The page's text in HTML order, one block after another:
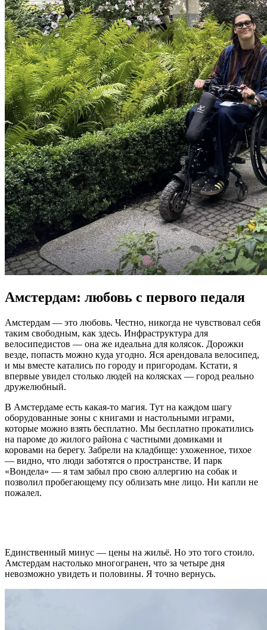
Амстердам: любовь с первого педаля
Амстердам — это любовь. Честно, никогда не чувствовал себя
таким свободным, как здесь. Инфраструктура для
велосипедистов — она же идеальна для колясок. Дорожки
везде, попасть можно куда угодно. Яся арендовала велосипед,
и мы вместе катались по городу и пригородам. Кстати, я
впервые увидел столько людей на колясках — город реально
дружелюбный.
В Амстердаме есть какая-то магия. Тут на каждом шагу
оборудованные зоны с книгами и настольными играми,
которые можно взять бесплатно. Мы бесплатно прокатились
на пароме до жилого района с частными домиками и
коровами на берегу. Забрели на кладбище: ухоженное, тихое
— видно, что люди заботятся о пространстве. И парк
«Вондела» — я там забыл про свою аллергию на собак и
позволил пробегающему псу облизать мне лицо. Ни капли не
пожалел.
Единственный минус — цены на жильё. Но это того стоило.
Амстердам настолько многогранен, что за четыре дня
невозможно увидеть и половины. Я точно вернусь.